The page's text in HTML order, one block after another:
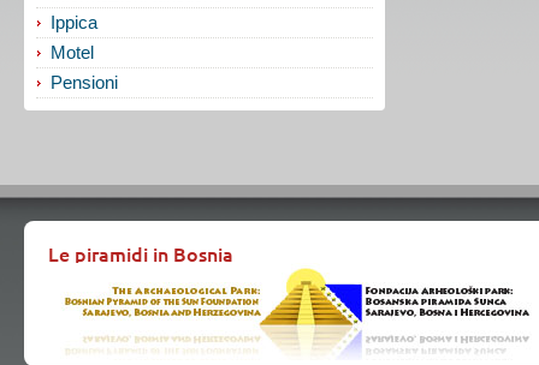
Ippica
Motel
Pensioni
Le piramidi in Bosnia